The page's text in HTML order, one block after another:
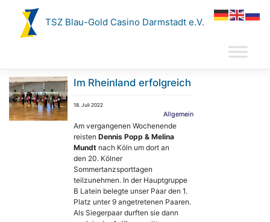
springen
TSZ Blau-Gold Casino Darmstadt e.V.
Im Rheinland erfolgreich
18. Juli 2022
Allgemein
Am vergangenen Wochenende
reistenDennis Popp & Melina
Mundt nach Köln um dort an
den 20. Kölner
Sommertanzsporttagen
teilzunehmen. In der Hauptgruppe
B Latein belegte unser Paar den 1.
Platz unter 9 angetretenen Paaren.
Als Siegerpaar durften sie dann